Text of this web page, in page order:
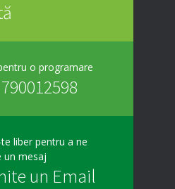
o programare
liber pentru a ne
un mesaj
un Email